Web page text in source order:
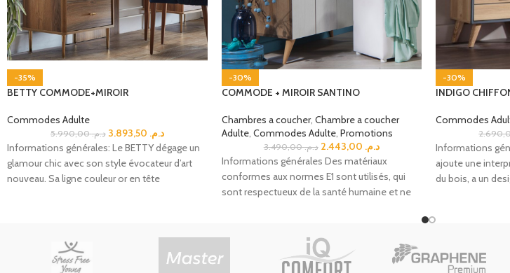
-35%
BETTY COMMODE+MIROIR
Commodes Adulte
د.م.5.990,00 د.م.
Informations générales: Le BETTY dégage un
glamour chic avec son style évocateur d’art
nouveau. Sa ligne couleur or en tête
-30%
COMMODE + MIROIR SANTINO
Chambres a coucher, Chambre a coucher
Adulte, Commodes Adulte, Promotions
د.م.3.490,00 د.م.
Informations générales Des matériaux
conformes aux normes E1 sont utilisés, qui
sont respectueux de la santé humaine et ne
-30%
INDIGO
Commodes
Informations
ajoute une
du bois, a un